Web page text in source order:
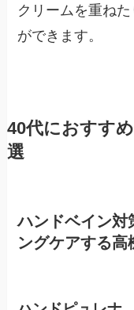
クリームを重ね
ができます。
40代におすす
選
ハンドベイン対
ングケアする